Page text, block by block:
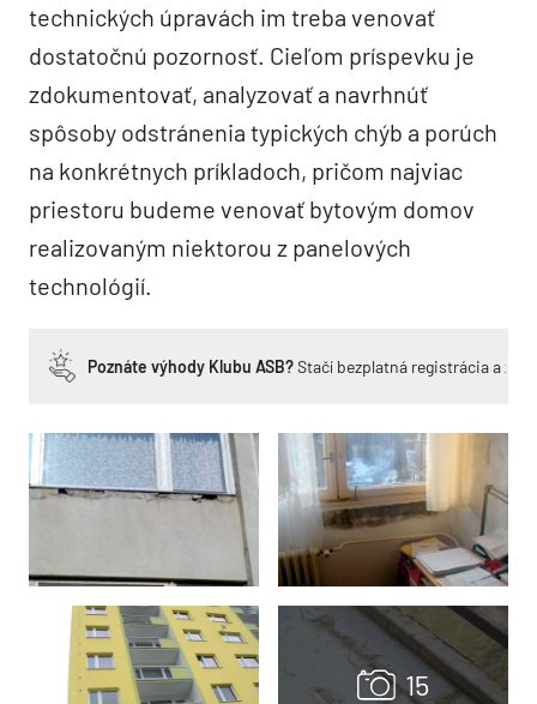
technických úpravách im treba venovať
dostatočnú pozornosť. Cieľom príspevku je
zdokumentovať, analyzovať a navrhnúť
spôsoby odstránenia typických chýb a porúch
na konkrétnych príkladoch, pričom najviac
priestoru budeme venovať bytovým domov
realizovaným niektorou z panelových
technológií.
Poznáte výhody Klubu ASB?Stačí bezplatná registrácia a